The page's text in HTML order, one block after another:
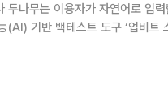
두나무는 이용자가 자연어로 입
(AI) 기반 백테스트 도구 ‘업비트
수립하고 검증할 수 있도록 지